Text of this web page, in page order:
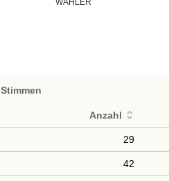
Stimmen
Anzahl
29
42